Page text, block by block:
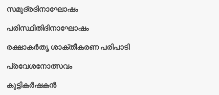
സമുദ്രദിനാഘോഷം
പരിസ്ഥിതിദിനാഘോഷം
രക്ഷാകർതൃ ശാക്തീകരണ പരിപാടി
പ്രവേശനോത്സവം
കുട്ടികര്‍ഷകന്‍